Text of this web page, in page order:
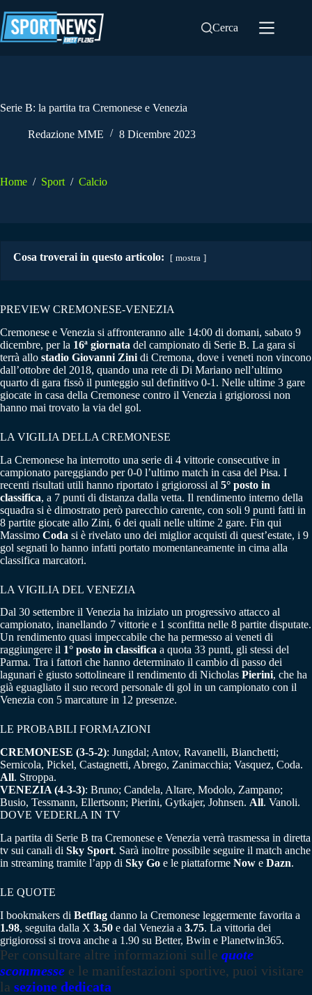
al
contenuto
Cerca
Serie B: la partita tra Cremonese e Venezia
Redazione MME 8 Dicembre 2023
Home / Sport / Calcio
Cosa troverai in questo articolo: mostra
PREVIEW CREMONESE-VENEZIA
Cremonese e Venezia si affronteranno alle 14:00 di domani, sabato 9
dicembre, per la 16ª giornata del campionato di Serie B. La gara si
terrà allo stadio Giovanni Zini di Cremona, dove i veneti non vincono
dall’ottobre del 2018, quando una rete di Di Mariano nell’ultimo
quarto di gara fissò il punteggio sul definitivo 0-1. Nelle ultime 3 gare
giocate in casa della Cremonese contro il Venezia i grigiorossi non
hanno mai trovato la via del gol.
LA VIGILIA DELLA CREMONESE
La Cremonese ha interrotto una serie di 4 vittorie consecutive in
campionato pareggiando per 0-0 l’ultimo match in casa del Pisa. I
recenti risultati utili hanno riportato i grigiorossi al 5° posto in
classifica, a 7 punti di distanza dalla vetta. Il rendimento interno della
squadra si è dimostrato però parecchio carente, con soli 9 punti fatti in
8 partite giocate allo Zini, 6 dei quali nelle ultime 2 gare. Fin qui
Massimo Coda si è rivelato uno dei miglior acquisti di quest’estate, i 9
gol segnati lo hanno infatti portato momentaneamente in cima alla
classifica marcatori.
LA VIGILIA DEL VENEZIA
Dal 30 settembre il Venezia ha iniziato un progressivo attacco al
campionato, inanellando 7 vittorie e 1 sconfitta nelle 8 partite disputate.
Un rendimento quasi impeccabile che ha permesso ai veneti di
raggiungere il 1° posto in classifica a quota 33 punti, gli stessi del
Parma. Tra i fattori che hanno determinato il cambio di passo dei
lagunari è giusto sottolineare il rendimento di Nicholas Pierini, che ha
già eguagliato il suo record personale di gol in un campionato con il
Venezia con 5 marcature in 12 presenze.
LE PROBABILI FORMAZIONI
CREMONESE (3-5-2): Jungdal; Antov, Ravanelli, Bianchetti;
Sernicola, Pickel, Castagnetti, Abrego, Zanimacchia; Vasquez, Coda.
All. Stroppa.
VENEZIA (4-3-3): Bruno; Candela, Altare, Modolo, Zampano;
Busio, Tessmann, Ellertsonn; Pierini, Gytkajer, Johnsen. All. Vanoli.
DOVE VEDERLA IN TV
La partita di Serie B tra Cremonese e Venezia verrà trasmessa in diretta
tv sui canali di Sky Sport. Sarà inoltre possibile seguire il match anche
in streaming tramite l’app di Sky Go e le piattaforme Now e Dazn.
LE QUOTE
I bookmakers di Betflag danno la Cremonese leggermente favorita a
1.98, seguita dalla X 3.50 e dal Venezia a 3.75. La vittoria dei
grigiorossi si trova anche a 1.90 su Better, Bwin e Planetwin365.
Per consultare altre informazioni sulle quote
scommesse e le manifestazioni sportive, puoi visitare
la sezione dedicata